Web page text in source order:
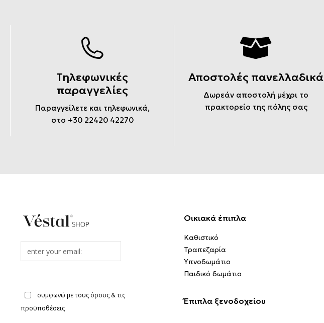
Τηλεφωνικές
παραγγελίες
Παραγγείλετε και τηλεφωνικά,
στο +30 22420 42270
Αποστολές πανελλαδικά
Δωρεάν αποστολή μέχρι το
πρακτορείο της πόλης σας
συμφωνώ με τους όρους & τις
προϋποθέσεις
Οικιακά έπιπλα
Καθιστικό
Τραπεζαρία
Υπνοδωμάτιο
Παιδικό δωμάτιο
Έπιπλα ξενοδοχείου